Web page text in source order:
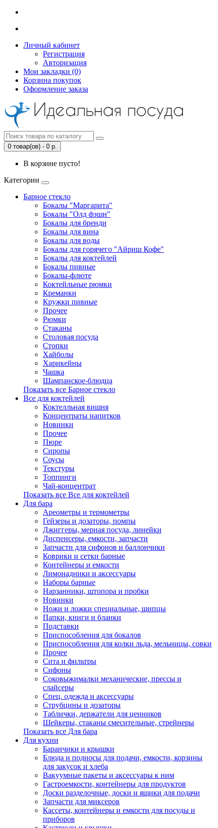
Личный кабинет
Регистрация
Авторизация
Мои закладки (0)
Корзина покупок
Оформление заказа
0 товар(ов) - 0 р.
В корзине пусто!
Категории
Барное стекло
Бокалы "Маргарита"
Бокалы "Олд фэшн"
Бокалы для бренди
Бокалы для вина
Бокалы для воды
Бокалы для горячего "Айриш Кофе"
Бокалы для коктейлей
Бокалы пивные
Бокалы-флюте
Коктейльные рюмки
Креманки
Кружки пивные
Прочее
Рюмки
Стаканы
Столовая посуда
Стопки
Хайболы
Харикейны
Чашка
Шампанское-блюдца
Показать все Барное стекло
Все для коктейлей
Коктелльная вишня
Концентраты напитков
Новинки
Прочее
Пюре
Сиропы
Соусы
Текстуры
Топпинги
Чай-концентрат
Показать все Все для коктейлей
Для бара
Ареометры и термометры
Гейзеры и дозаторы, помпы
Джиггеры, мерная посуда, линейки
Диспенсеры, емкости, запчасти
Запчасти для сифонов и баллончики
Коврики и сетки барные
Контейнеры и емкости
Лимонадники и аксессуары
Наборы барные
Нарзанники, штопора и пробки
Новинки
Ножи и ложки специальные, щипцы
Папки, книги и бланки
Подставки
Приспособления для бокалов
Приспособления для колки льда, мельницы, совки
Прочее
Сита и фильтры
Сифоны
Соковыжималки механические, прессы и
слайсеры
Спец. одежда и аксессуары
Струбцины и дозаторы
Таблички, держатели для ценников
Шейкеры, стаканы смесительные, стрейнеры
Показать все Для бара
Для кухни
Баранчики и крышки
Блюда и подносы для подачи, емкости, корзины
для закусок и хлеба
Вакуумные пакеты и аксессуары к ним
Гастроемкости, контейнеры для продуктов
Доски разделочные, доски и ящики для подачи
Запчасти для миксеров
Кассеты, контейнеры и емкости для посуды и
приборов